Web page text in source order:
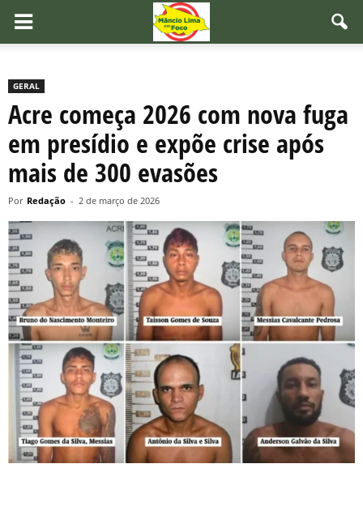
GERAL
Acre começa 2026 com nova fuga
em presídio e expõe crise após
mais de 300 evasões
Por Redação - 2 de março de 2026